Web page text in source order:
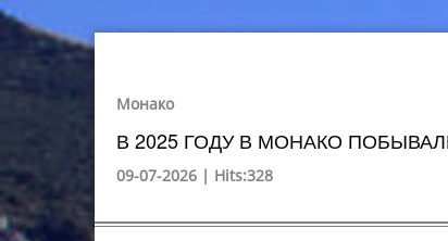
Монако
В 2025 ГОДУ В МОНАКО
09-07-2026 | Hits:328